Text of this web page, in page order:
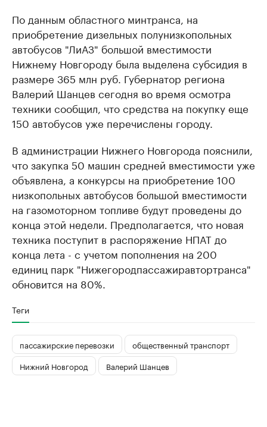
По данным областного минтранса, на
приобретение дизельных полунизкопольных
автобусов "ЛиАЗ" большой вместимости
Нижнему Новгороду была выделена субсидия в
размере 365 млн руб. Губернатор региона
Валерий Шанцев сегодня во время осмотра
техники сообщил, что средства на покупку еще
150 автобусов уже перечислены городу.
В администрации Нижнего Новгорода пояснили,
что закупка 50 машин средней вместимости уже
объявлена, а конкурсы на приобретение 100
низкопольных автобусов большой вместимости
на газомоторном топливе будут проведены до
конца этой недели. Предполагается, что новая
техника поступит в распоряжение НПАТ до
конца лета - с учетом пополнения на 200
единиц парк "Нижегородпассажиравтортранса"
обновится на 80%.
Теги
пассажирские перевозки
общественный транспорт
Нижний Новгород
Валерий Шанцев